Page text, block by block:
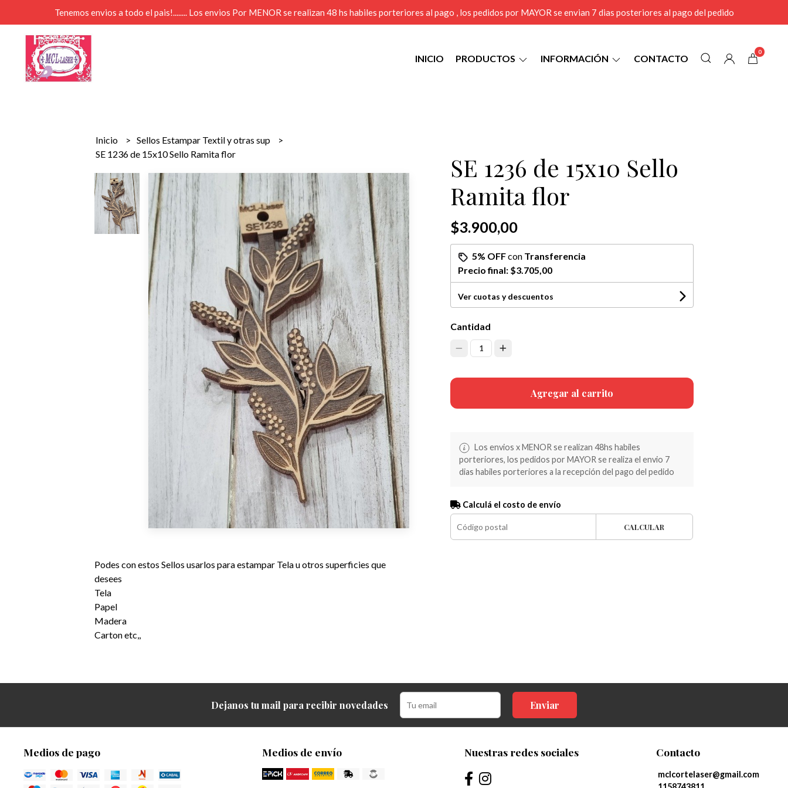
Tenemos envios a todo el pais!........ Los envios Por MENOR se realizan 48 hs habiles porteriores al pago , los pedidos por MAYOR se envian 7 dias posteriores al pago del pedido
INICIO PRODUCTOS INFORMACIÓN CONTACTO
0
Inicio
Sellos Estampar Textil y otras sup
SE 1236 de 15x10 Sello Ramita flor
Podes con estos Sellos usarlos para estampar Tela u otros superficies que
desees
Tela
Papel
Madera
Carton etc,,
SE 1236 de 15x10 Sello
Ramita flor
$3.900,00
5% OFFcon Transferencia
Precio final: $3.705,00
Ver cuotas y descuentos
Cantidad
1
Agregar al carrito
Los envios x MENOR se realizan 48hs habiles
porteriores, los pedidos por MAYOR se realiza el envio 7
dias habiles porteriores a la recepción del pago del pedido
Calculá el costo de envío
CALCULAR
Dejanos tu mail para recibir novedades Enviar
Medios de pago Medios de envío Nuestras redes sociales Contacto
mclcortelaser@gmail.com